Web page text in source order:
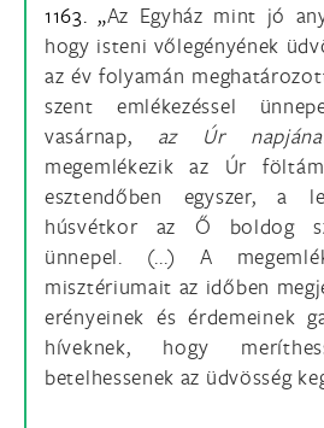
1163. „Az Egyház mint jó
hogy isteni vőlegényének
az év folyamán
szent emlékezéssel
vasárnap, az Úr
megemlékezik az Úr
esztendőben egyszer, a
húsvétkor az Ő boldog
ünnepel. (...) A
misztériumait az időben
erényeinek és érdemeinek
híveknek, hogy
betelhessenek az üdvösség